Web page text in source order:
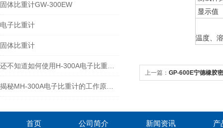
固体比重计GW-300EW
电子比重计
固体比重计
显示值
温度、
上一篇： GP-600E宁德橡胶
首页 公司简介 新闻资讯 产